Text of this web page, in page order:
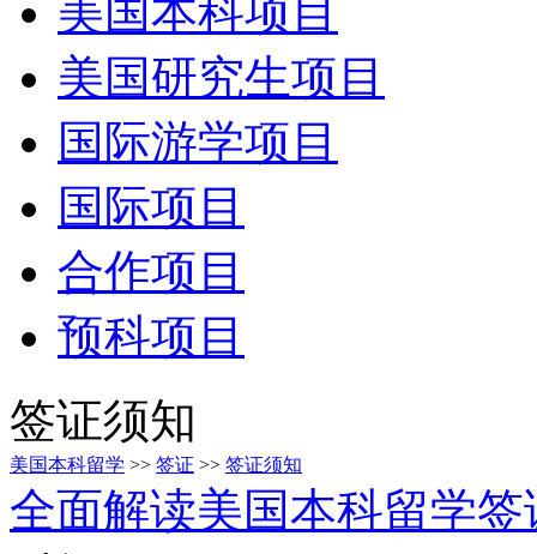
美国本科项目
美国研究生项目
国际游学项目
国际项目
合作项目
预科项目
签证须知
美国本科留学 >> 签证 >> 签证须知
全面解读美国本科留学